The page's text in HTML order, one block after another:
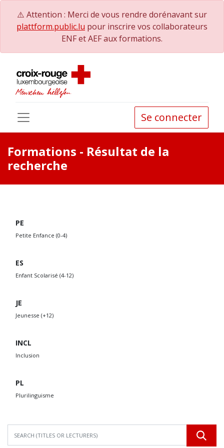
⚠️ Attention : Merci de vous rendre dorénavant sur
plattform.public.lu pour inscrire vos collaborateurs
ENF et AEF aux formations.
Se connecter
Formations - Résultat de la
recherche
PE
Petite Enfance (0-4)
ES
Enfant Scolarisé (4-12)
JE
Jeunesse (+12)
INCL
Inclusion
PL
Plurilinguisme